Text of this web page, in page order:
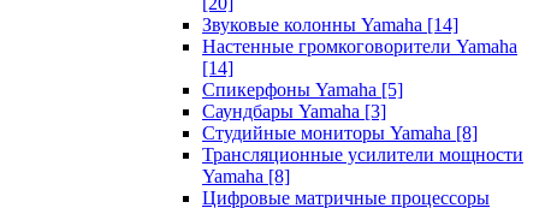
Звуковые колонны Yamaha [14]
Настенные громкоговорители Yamaha
[14]
Спикерфоны Yamaha [5]
Саундбары Yamaha [3]
Студийные мониторы Yamaha [8]
Трансляционные усилители мощности
Yamaha [8]
Цифровые матричные процессоры